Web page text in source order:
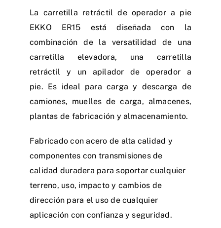
La carretilla retráctil de operador a pie
EKKO ER15 está diseñada con la
combinación de la versatilidad de una
carretilla elevadora, una carretilla
retráctil y un apilador de operador a
pie. Es ideal para carga y descarga de
camiones, muelles de carga, almacenes,
plantas de fabricación y almacenamiento.
Fabricado con acero de alta calidad y
componentes con transmisiones de
calidad duradera para soportar cualquier
terreno, uso, impacto y cambios de
dirección para el uso de cualquier
aplicación con confianza y seguridad.